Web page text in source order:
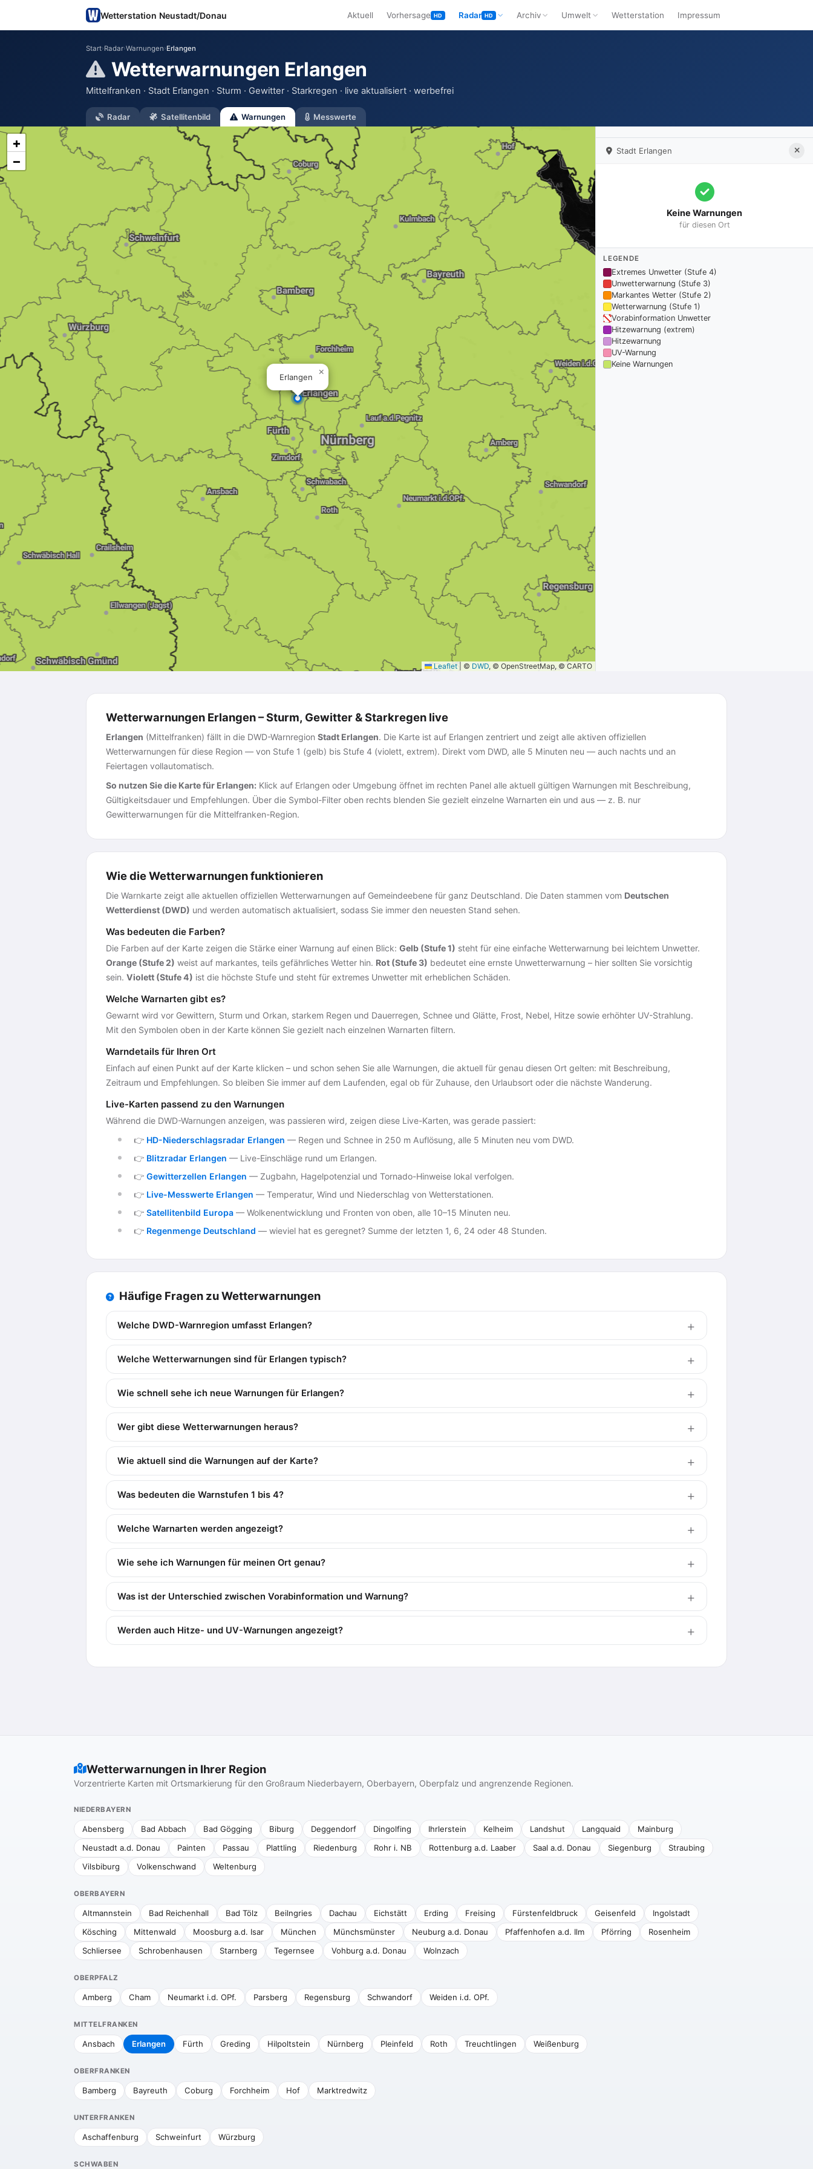
Wetterstation Neustadt/Donau Aktuell Vorhersage HD Radar HD Archiv Umwelt Wetterstation Impressum
Start›Radar›Warnungen›Erlangen
Wetterwarnungen Erlangen
Mittelfranken · Stadt Erlangen · Sturm · Gewitter · Starkregen · live aktualisiert · werbefrei
Radar Satellitenbild Warnungen Messwerte
Erlangen ×
+
−
Leaflet © DWD, © OpenStreetMap, © CARTO
Stadt Erlangen
Keine Warnungen
für diesen Ort
LEGENDE
Extremes Unwetter (Stufe 4)
Unwetterwarnung (Stufe 3)
Markantes Wetter (Stufe 2)
Wetterwarnung (Stufe 1)
Vorabinformation Unwetter
Hitzewarnung (extrem)
Hitzewarnung
UV-Warnung
Keine Warnungen
Wetterwarnungen Erlangen – Sturm, Gewitter & Starkregen live
Erlangen (Mittelfranken) fällt in die DWD-Warnregion Stadt Erlangen. Die Karte ist auf Erlangen zentriert und zeigt alle aktiven offiziellen
Wetterwarnungen für diese Region — von Stufe 1 (gelb) bis Stufe 4 (violett, extrem). Direkt vom DWD, alle 5 Minuten neu — auch nachts und an
Feiertagen vollautomatisch.
So nutzen Sie die Karte für Erlangen: Klick auf Erlangen oder Umgebung öffnet im rechten Panel alle aktuell gültigen Warnungen mit Beschreibung,
Gültigkeitsdauer und Empfehlungen. Über die Symbol-Filter oben rechts blenden Sie gezielt einzelne Warnarten ein und aus — z. B. nur
Gewitterwarnungen für die Mittelfranken-Region.
Wie die Wetterwarnungen funktionieren
Die Warnkarte zeigt alle aktuellen offiziellen Wetterwarnungen auf Gemeindeebene für ganz Deutschland. Die Daten stammen vom Deutschen
Wetterdienst (DWD) und werden automatisch aktualisiert, sodass Sie immer den neuesten Stand sehen.
Was bedeuten die Farben?
Die Farben auf der Karte zeigen die Stärke einer Warnung auf einen Blick: Gelb (Stufe 1) steht für eine einfache Wetterwarnung bei leichtem Unwetter.
Orange (Stufe 2) weist auf markantes, teils gefährliches Wetter hin. Rot (Stufe 3) bedeutet eine ernste Unwetterwarnung – hier sollten Sie vorsichtig
sein. Violett (Stufe 4) ist die höchste Stufe und steht für extremes Unwetter mit erheblichen Schäden.
Welche Warnarten gibt es?
Gewarnt wird vor Gewittern, Sturm und Orkan, starkem Regen und Dauerregen, Schnee und Glätte, Frost, Nebel, Hitze sowie erhöhter UV-Strahlung.
Mit den Symbolen oben in der Karte können Sie gezielt nach einzelnen Warnarten filtern.
Warndetails für Ihren Ort
Einfach auf einen Punkt auf der Karte klicken – und schon sehen Sie alle Warnungen, die aktuell für genau diesen Ort gelten: mit Beschreibung,
Zeitraum und Empfehlungen. So bleiben Sie immer auf dem Laufenden, egal ob für Zuhause, den Urlaubsort oder die nächste Wanderung.
Live-Karten passend zu den Warnungen
Während die DWD-Warnungen anzeigen, was passieren wird, zeigen diese Live-Karten, was gerade passiert:
👉 HD-Niederschlagsradar Erlangen — Regen und Schnee in 250 m Auflösung, alle 5 Minuten neu vom DWD.
👉 Blitzradar Erlangen — Live-Einschläge rund um Erlangen.
👉 Gewitterzellen Erlangen — Zugbahn, Hagelpotenzial und Tornado-Hinweise lokal verfolgen.
👉 Live-Messwerte Erlangen — Temperatur, Wind und Niederschlag von Wetterstationen.
👉 Satellitenbild Europa — Wolkenentwicklung und Fronten von oben, alle 10–15 Minuten neu.
👉 Regenmenge Deutschland — wieviel hat es geregnet? Summe der letzten 1, 6, 24 oder 48 Stunden.
Häufige Fragen zu Wetterwarnungen
Welche DWD-Warnregion umfasst Erlangen?
Welche Wetterwarnungen sind für Erlangen typisch?
Wie schnell sehe ich neue Warnungen für Erlangen?
Wer gibt diese Wetterwarnungen heraus?
Wie aktuell sind die Warnungen auf der Karte?
Was bedeuten die Warnstufen 1 bis 4?
Welche Warnarten werden angezeigt?
Wie sehe ich Warnungen für meinen Ort genau?
Was ist der Unterschied zwischen Vorabinformation und Warnung?
Werden auch Hitze- und UV-Warnungen angezeigt?
Wetterwarnungen in Ihrer Region
Vorzentrierte Karten mit Ortsmarkierung für den Großraum Niederbayern, Oberbayern, Oberpfalz und angrenzende Regionen.
NIEDERBAYERN
Abensberg Bad Abbach Bad Gögging Biburg Deggendorf Dingolfing Ihrlerstein Kelheim Landshut Langquaid
Mainburg
Neustadt a.d. Donau
Painten Passau Plattling Riedenburg Rohr i. NB Rottenburg a.d. Laaber Saal a.d. Donau Siegenburg
Straubing
Vilsbiburg
Volkenschwand Weltenburg
OBERBAYERN
Altmannstein Bad Reichenhall Bad Tölz Beilngries Dachau Eichstätt Erding Freising Fürstenfeldbruck Geisenfeld
Ingolstadt
Kösching
Mittenwald Moosburg a.d. Isar München Münchsmünster Neuburg a.d. Donau Pfaffenhofen a.d. Ilm Pförring
Rosenheim
Schliersee
Schrobenhausen Starnberg Tegernsee Vohburg a.d. Donau Wolnzach
OBERPFALZ
Amberg Cham Neumarkt i.d. OPf. Parsberg Regensburg Schwandorf Weiden i.d. OPf.
MITTELFRANKEN
Ansbach Erlangen Fürth Greding Hilpoltstein Nürnberg Pleinfeld Roth Treuchtlingen Weißenburg
OBERFRANKEN
Bamberg Bayreuth Coburg Forchheim Hof Marktredwitz
UNTERFRANKEN
Aschaffenburg Schweinfurt Würzburg
SCHWABEN